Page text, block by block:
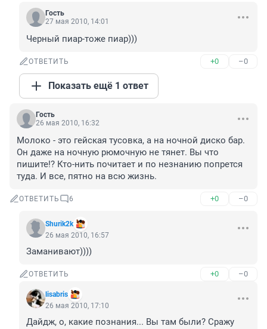
Гость
27 мая 2010, 14:01
Черный пиар-тоже пиар)))
ОТВЕТИТЬ +0 –0
Показать ещё 1 ответ
Гость
26 мая 2010, 16:32
Молоко - это гейская тусовка, а на ночной диско бар.
Он даже на ночную рюмочную не тянет. Вы что
пишите!? Кто-нить почитает и по незнанию попрется
туда. И все, пятно на всю жизнь.
ОТВЕТИТЬ 6 +0 –0
Shurik2k
26 мая 2010, 16:57
Заманивают))))
ОТВЕТИТЬ +0 –0
lisabris
26 мая 2010, 17:10
Дайдж, о, какие познания... Вы там были? Сражу